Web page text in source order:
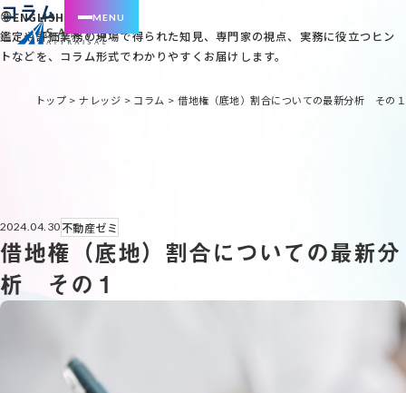
ENGLISH
コラム
鑑定や評価業務の現場で得られた知見、専門家の視点、実務に役立つヒン
トなどを、コラム形式でわかりやすくお届けします。
トップ>ナレッジ > コラム >借地権（底地）割合についての最新分析 その１
2024.04.30 不動産ゼミ
借地権（底地）割合についての最新分
析 その１